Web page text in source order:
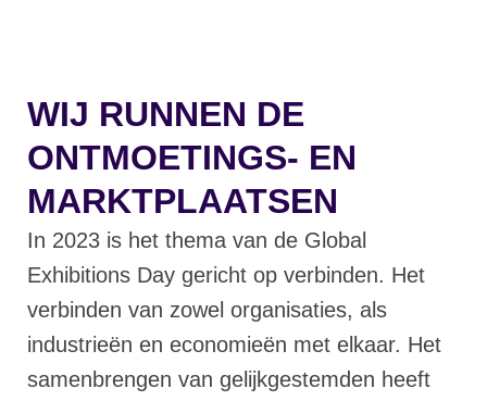
WIJ RUNNEN DE
ONTMOETINGS- EN
MARKTPLAATSEN
In 2023 is het thema van de Global
Exhibitions Day gericht op verbinden. Het
verbinden van zowel organisaties, als
industrieën en economieën met elkaar. Het
samenbrengen van gelijkgestemden heeft